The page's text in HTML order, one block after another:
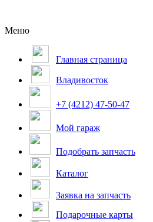
Меню
Главная страница
Владивосток
+7 (4212) 47-50-47
Мой гараж
Подобрать запчасть
Каталог
Заявка на запчасть
Подарочные карты